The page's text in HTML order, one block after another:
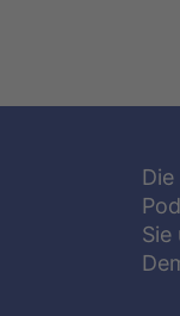
Sie